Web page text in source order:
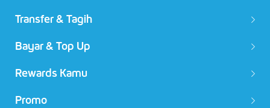
Transfer & Tagih
Bayar & Top Up
Rewards Kamu
Promo